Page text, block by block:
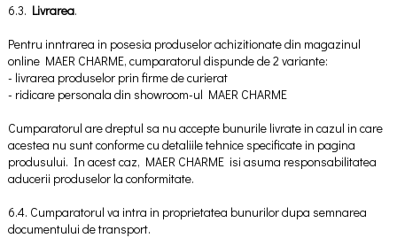
6.3. Livrarea.
Pentru inntrarea in posesia produselor achizitionate din magazinul
online MAER CHARME, cumparatorul dispunde de 2 variante:
- livrarea produselor prin firme de curierat
- ridicare personala din showroom-ul MAER CHARME
Cumparatorul are dreptul sa nu accepte bunurile livrate in cazul in care
acestea nu sunt conforme cu detaliile tehnice specificate in pagina
produsului. In acest caz, MAER CHARME isi asuma responsabilitatea
aducerii produselor la conformitate.
6.4. Cumparatorul va intra in proprietatea bunurilor dupa semnarea
documentului de transport.